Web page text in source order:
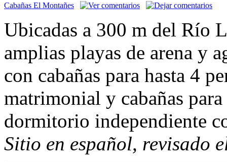
Cabañas El Montañes
Ubicadas a 300 m del Río
amplias playas de arena y
con cabañas para hasta 4
matrimonial y cabañas
dormitorio independiente
Sitio en español, revisado